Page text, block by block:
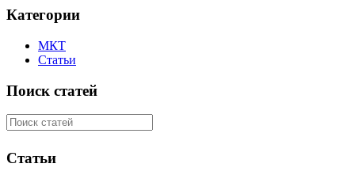
Категории
МКТ
Статьи
Поиск статей
Статьи